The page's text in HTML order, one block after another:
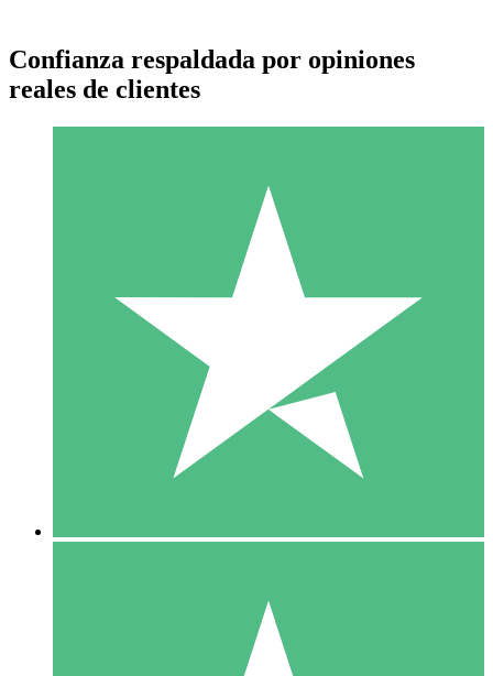
Paquetes de Créditos Individuales
Paga según el uso con créditos de descarga. Sin compromiso
10 00
10 Descargas
20 00
Confianza respaldada por opiniones
reales de clientes